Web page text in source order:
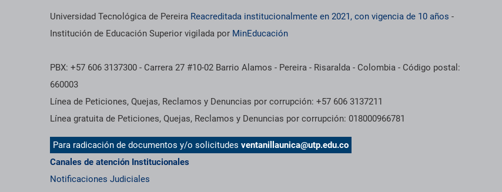
Información institucional
Universidad Tecnológica de Pereira Reacreditada institucionalmente en 2021, con vigencia de 10 años -
Institución de Educación Superior vigilada por MinEducación
PBX: +57 606 3137300 - Carrera 27 #10-02 Barrio Alamos - Pereira - Risaralda - Colombia - Código postal:
660003
Línea de Peticiones, Quejas, Reclamos y Denuncias por corrupción: +57 606 3137211
Línea gratuita de Peticiones, Quejas, Reclamos y Denuncias por corrupción: 018000966781
Para radicación de documentos y/o solicitudesventanillaunica@utp.edu.co
Canales de atención Institucionales
Notificaciones Judiciales